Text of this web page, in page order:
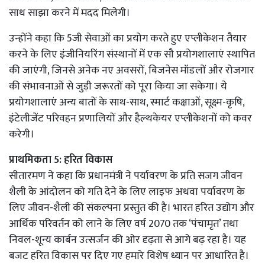
साथ साझा करने में मदद मिलेगी।
उन्होंने कहा कि 5जी सेवाओं का प्रयोग करते हुए एप्लीकेशन तैयार
करने के लिए इंजीनियरिंग संस्थानों में एक सौ प्रयोगशालाएं स्थापित
की जाएंगी, जिनसे अनेक नए अवसरों, बिजनेस मॉडलों और रोजगार
की संभावनाओं से जुड़ी जरूरतों को पूरा किया जा सकेगा। ये
प्रयोगशालाएं अन्य बातों के साथ-साथ, स्मार्ट कक्षाओं, सूक्ष्म-कृषि,
इंटेलीजेंट परिवहन प्रणालियों और हैल्थकेयर एप्लीकेशनों को कवर
करेगी।
प्राथमिकता 5: हरित विकास
सीतारमण ने कहा कि प्रधानमंत्री ने पर्यावरण के प्रति सजग जीवन
शैली के आंदोलन को गति देने के लिए लाइफ अथवा पर्यावरण के
लिए जीवन-शैली की संकल्पना प्रस्तुत की है। भारत हरित उद्योग और
आर्थिक परिवर्तन को लाने के लिए वर्ष 2070 तक ‘पंचामृत’ तथा
निवल-शून्य कार्बन उत्सर्जन की ओर दृढ़ता से आगे बढ़ रहा है। यह
बजट हरित विकास पर दिए गए हमारे विशेष ध्यान पर आधारित है।